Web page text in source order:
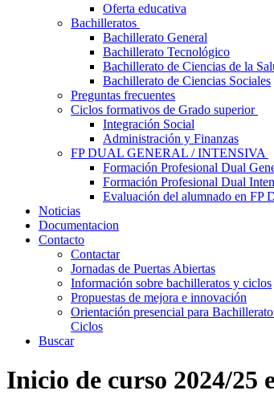
Oferta educativa
Bachilleratos
Bachillerato General
Bachillerato Tecnológico
Bachillerato de Ciencias de la
Bachillerato de Ciencias Sociales
Preguntas frecuentes
Ciclos formativos de Grado superior
Integración Social
Administración y Finanzas
FP DUAL GENERAL / INTENSIVA
Formación Profesional Dual
Formación Profesional Dual
Evaluación del alumnado en FP
Noticias
Documentacion
Contacto
Contactar
Jornadas de Puertas Abiertas
Información sobre bachilleratos y ciclos
Propuestas de mejora e innovación
Orientación presencial para
Ciclos
Buscar
Inicio de curso 2024/25